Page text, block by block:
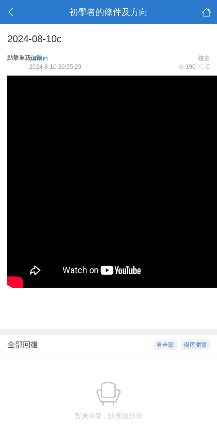
初學者的條件及方向
2024-08-10c
點擊重新加載 樓主
admin
190 0
2024-8-10 20:55:29
倒序瀏覽
看全部
全部回復
暫無回復，快來搶沙發